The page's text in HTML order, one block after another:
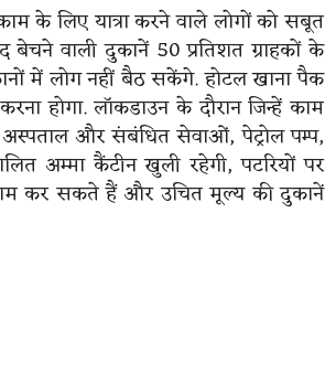
के लिए यात्रा करने वाले लोगों को सबूत
बेचने वाली दुकानें 50 प्रतिशत ग्राहकों के
में लोग नहीं बैठ सकेंगे. होटल खाना पैक
होगा. लॉकडाउन के दौरान जिन्हें काम
और संबंधित सेवाओं, पेट्रोल पम्प,
अम्मा कैंटीन खुली रहेगी, पटरियों पर
कर सकते हैं और उचित मूल्य की दुकानें